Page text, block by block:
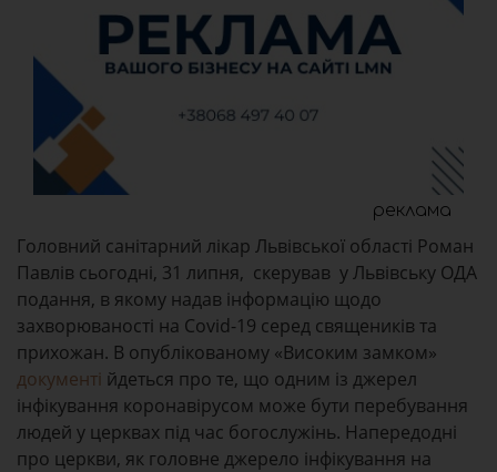
реклама
Головний санітарний лікар Львівської області Роман
Павлів сьогодні, 31 липня, скерував у Львівську ОДА
подання, в якому надав інформацію щодо
захворюваності на Covid-19 серед священиків та
прихожан. В опублікованому «Високим замком»
документі йдеться про те, що одним із джерел
інфікування коронавірусом може бути перебування
людей у церквах під час богослужінь. Напередодні
про церкви, як головне джерело інфікування на